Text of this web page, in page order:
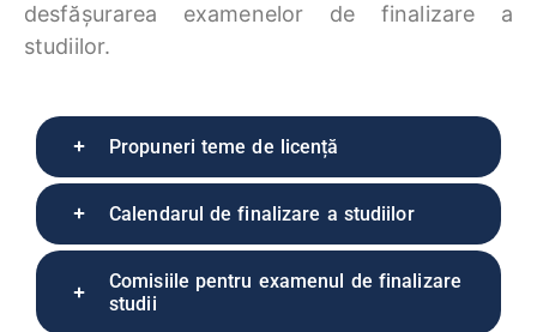
desfășurarea examenelor de finalizare a
studiilor.
Propuneri teme de licență
Calendarul de finalizare a studiilor
Comisiile pentru examenul de finalizare
studii